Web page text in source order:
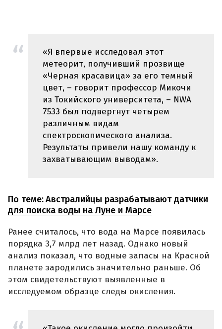
«Я впервые исследовал этот
метеорит, получивший прозвище
«Черная красавица» за его темный
цвет, – говорит профессор Микочи
из Токийского университета, – NWA
7533 был подвергнут четырем
различным видам
спектроскопического анализа.
Результаты привели нашу команду к
захватывающим выводам».
По теме:Австралийцы разрабатывают датчики
для поиска воды на Луне и Марсе
Ранее считалось, что вода на Марсе появилась
порядка 3,7 млрд лет назад. Однако новый
анализ показал, что водные запасы на Красной
планете зародились значительно раньше. Об
этом свидетельствуют выявленные в
исследуемом образце следы окисления.